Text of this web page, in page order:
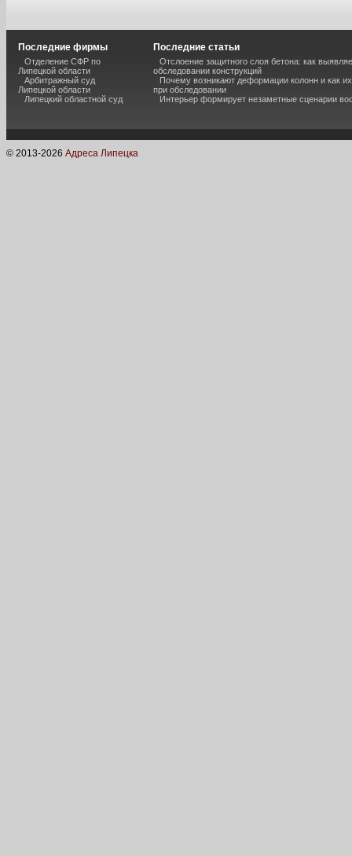
Последние фирмы
Отделение СФР по
Липецкой области
Арбитражный суд
Липецкой области
Липецкий областной суд
Последние статьи
Отслоение защитного слоя бетона: как
обследовании конструкций
Почему возникают деформации колонн и как
при обследовании
Интерьер формирует незаметные сценарии
© 2013-2026 Адреса Липецка